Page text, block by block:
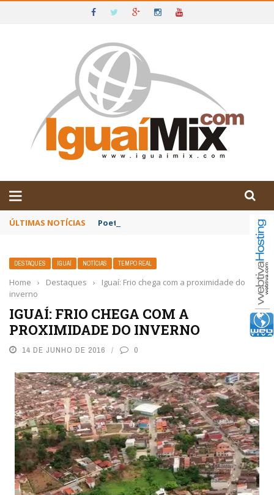
IGUAÍ E SUDOESTE DA BAHIA
ÚLTIMAS NOTÍCIAS Poetas baianos representam o Brasil no
DESTAQUES IGUAÍ NOTÍCIAS TEMPO REAL
Home › Destaques ›
Iguaí: Frio chega com a proximidade do
inverno
IGUAÍ: FRIO CHEGA COM A
PROXIMIDADE DO INVERNO
14 DE JUNHO DE 2016 0